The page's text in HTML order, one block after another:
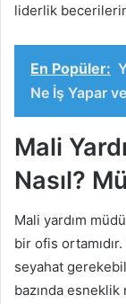
liderlik
En Popüler:
Ne İş Yapar
Mali
Nasıl?
Mali yardım
bir ofis
seyahat
bazında esneklik